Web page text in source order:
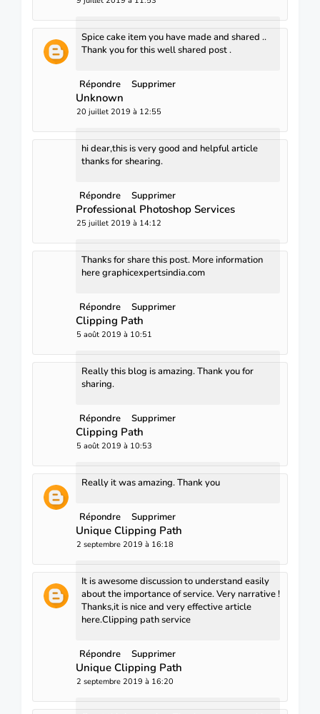
Spice cake item you have made and shared ..
Thank you for this well shared post .
Répondre Supprimer
Unknown
20 juillet 2019 à 12:55
hi dear,this is very good and helpful article
thanks for shearing.
Répondre Supprimer
Professional Photoshop Services
25 juillet 2019 à 14:12
Thanks for share this post. More information
heregraphicexpertsindia.com
Répondre Supprimer
Clipping Path
5 août 2019 à 10:51
Really this blog is amazing. Thank you for
sharing.
Répondre Supprimer
Clipping Path
5 août 2019 à 10:53
Really it was amazing. Thank you
Répondre Supprimer
Unique Clipping Path
2 septembre 2019 à 16:18
It is awesome discussion to understand easily
about the importance of service. Very narrative !
Thanks,it is nice and very effective article
here.Clipping path service
Répondre Supprimer
Unique Clipping Path
2 septembre 2019 à 16:20